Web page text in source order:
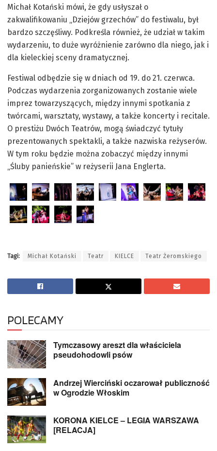
Michał Kotański mówi, że gdy usłyszał o
zakwalifikowaniu „Dziejów grzechów” do festiwalu, był
bardzo szczęśliwy. Podkreśla również, że udział w takim
wydarzeniu, to duże wyróżnienie zarówno dla niego, jak i
dla kieleckiej sceny dramatycznej.
Festiwal odbędzie się w dniach od 19. do 21. czerwca.
Podczas wydarzenia zorganizowanych zostanie wiele
imprez towarzyszących, między innymi spotkania z
twórcami, warsztaty, wystawy, a także koncerty i recitale.
O prestiżu Dwóch Teatrów, mogą świadczyć tytuły
prezentowanych spektakli, a także nazwiska reżyserów.
W tym roku będzie można zobaczyć między innymi
„Śluby panieńskie” w reżyserii Jana Englerta.
Tagi: Michał Kotański Teatr KIELCE Teatr Żeromskiego
POLECAMY
Tymczasowy areszt dla właściciela
pseudohodowli psów
Andrzej Wierciński oczarował publiczność
w Ogrodzie Włoskim
KORONA KIELCE – LEGIA WARSZAWA
[RELACJA]